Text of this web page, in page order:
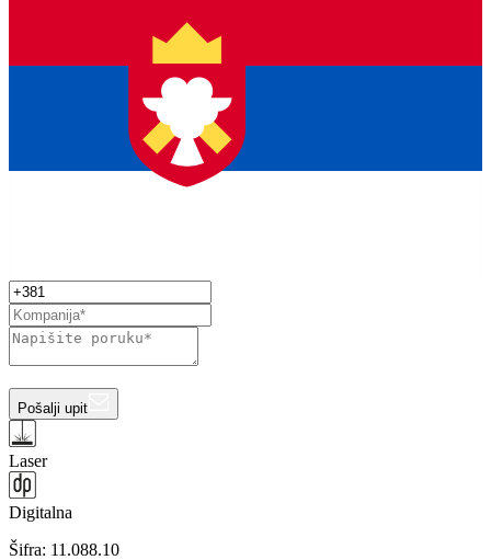
Pošalji upit
Laser
Digitalna
Šifra: 11.088.10